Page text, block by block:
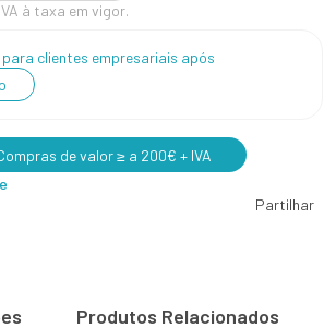
à taxa em vigor.
clientes empresariais após
de valor ≥ a 200€ + IVA
Partilhar
Produtos Relacionados